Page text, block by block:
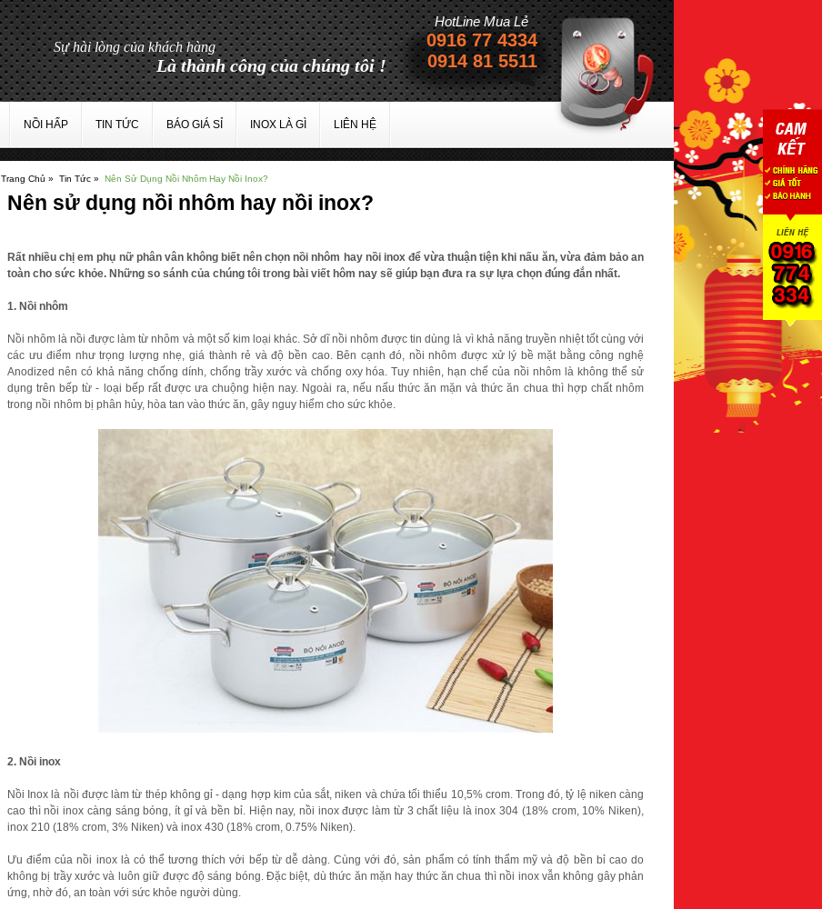
HotLine Mua Lẻ
0916 77 4334
0914 81 5511
Sự hài lòng của khách hàng
Là thành công của chúng tôi !
NỒI HẤP TIN TỨC BÁO GIÁ SỈ INOX LÀ GÌ LIÊN HỆ
Trang Chủ » Tin Tức » Nên Sử Dụng Nồi Nhôm Hay Nồi Inox?
Nên sử dụng nồi nhôm hay nồi inox?
Rất nhiều chị em phụ nữ phân vân không biết nên chọn nồi nhôm hay nồi inox để vừa thuận tiện khi nấu ăn, vừa đảm bảo an
toàn cho sức khỏe. Những so sánh của chúng tôi trong bài viết hôm nay sẽ giúp bạn đưa ra sự lựa chọn đúng đắn nhất.
1. Nồi nhôm
Nồi nhôm là nồi được làm từ nhôm và một số kim loại khác. Sở dĩ nồi nhôm được tin dùng là vì khả năng truyền nhiệt tốt cùng với
các ưu điểm như trọng lượng nhẹ, giá thành rẻ và độ bền cao. Bên cạnh đó, nồi nhôm được xử lý bề mặt bằng công nghệ
Anodized nên có khả năng chống dính, chống trầy xước và chống oxy hóa. Tuy nhiên, hạn chế của nồi nhôm là không thể sử
dụng trên bếp từ - loại bếp rất được ưa chuộng hiện nay. Ngoài ra, nếu nấu thức ăn mặn và thức ăn chua thì hợp chất nhôm
trong nồi nhôm bị phân hủy, hòa tan vào thức ăn, gây nguy hiểm cho sức khỏe.
2. Nồi inox
Nồi Inox là nồi được làm từ thép không gỉ - dạng hợp kim của sắt, niken và chứa tối thiểu 10,5% crom. Trong đó, tỷ lệ niken càng
cao thì nồi inox càng sáng bóng, ít gỉ và bền bỉ. Hiện nay, nồi inox được làm từ 3 chất liệu là inox 304 (18% crom, 10% Niken),
inox 210 (18% crom, 3% Niken) và inox 430 (18% crom, 0.75% Niken).
Ưu điểm của nồi inox là có thể tương thích với bếp từ dễ dàng. Cùng với đó, sản phẩm có tính thẩm mỹ và độ bền bỉ cao do
không bị trầy xước và luôn giữ được độ sáng bóng. Đặc biệt, dù thức ăn mặn hay thức ăn chua thì nồi inox vẫn không gây phản
ứng, nhờ đó, an toàn với sức khỏe người dùng.